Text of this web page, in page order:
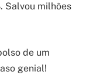
Salvou milhões
de um
genial!